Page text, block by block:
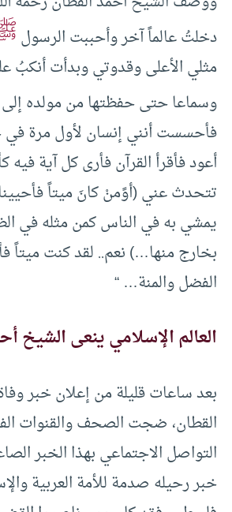
دخلتُ عالماً آخر وأحببت الرسول
مثلي الأعلى وقدوتي وبدأت أنكبُ
وسماعا حتى حفظتها من مولده إلى
فأحسست أنني إنسان لأول مرة في
أعود فأقرأ القرآن فأرى كل آية فيه
تتحدث عني (أوًمنْ كانَ ميتاً
يمشي به في الناس كمن مثله في
بخارج منها…) نعم.. لقد كنت ميتاً
الفضل والمنة… “
العالم الإسلامي ينعى الشيخ
بعد ساعات قليلة من إعلان خبر
القطان، ضجت الصحف والقنوات
التواصل الاجتماعي بهذا الخبر
خبر رحيله صدمة للأمة العربية